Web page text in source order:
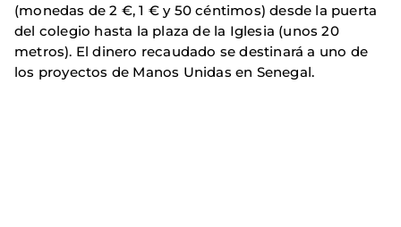
(monedas de 2 €, 1 € y 50 céntimos) desde la puerta
del colegio hasta la plaza de la Iglesia (unos 20
metros). El dinero recaudado se destinará a uno de
los proyectos de Manos Unidas en Senegal.